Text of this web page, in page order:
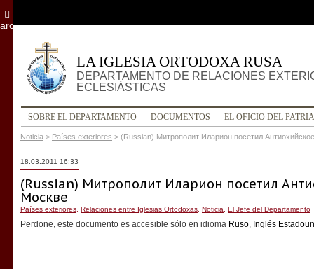
LA IGLESIA ORTODOXA RUSA
DEPARTAMENTO DE RELACIONES
ECLESIÁSTICAS
SOBRE EL DEPARTAMENTO DOCUMENTOS EL OFICIO DEL
Noticia > Países exteriores > (Russian) Митрополит Иларион посетил
18.03.2011 16:33
(Russian) Митрополит Иларион посетил
Москве
Países exteriores Relaciones entre Iglesias Ortodoxas Noticia El Jefe del Departamento
Perdone, este documento es accesible sólo en idioma Ruso, Inglés
archivo